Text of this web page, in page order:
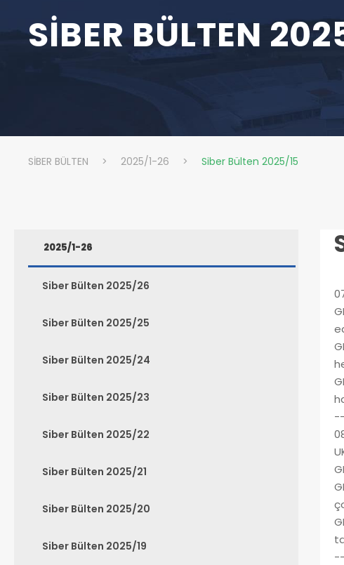
SIBER BÜLTEN
SİBER BÜLTEN > 2025/1-26 > Siber Bülten 2025/15
2025/1-26
Siber Bülten 2025/26
Siber Bülten 2025/25
Siber Bülten 2025/24
Siber Bülten 2025/23
Siber Bülten 2025/22
Siber Bülten 2025/21
Siber Bülten 2025/20
Siber Bülten 2025/19